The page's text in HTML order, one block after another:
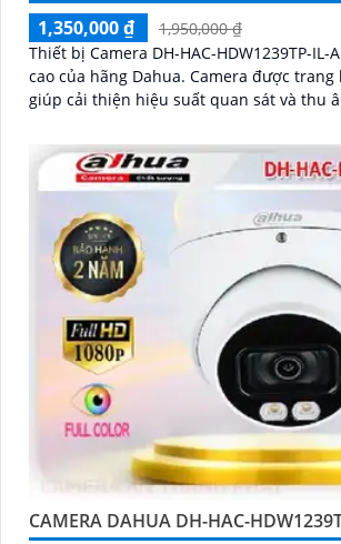
1,350,000 ₫
1,950,000 ₫
Thiết bị Camera DH-HAC-HDW1239TP-
cao của hãng Dahua. Camera được trang bị nhiều chức năng ưu việt
giúp cải thiện hiệu suất quan sát và thu
CAMERA DAHUA DH-HAC-